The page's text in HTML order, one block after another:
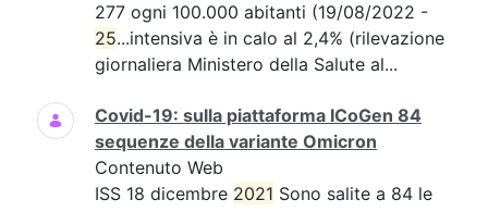
277 ogni 100.000 abitanti (19/08/2022 -
25...intensiva è in calo al 2,4% (rilevazione
giornaliera Ministero della Salute al...
Covid-19: sulla piattaforma ICoGen 84
sequenze della variante Omicron
Contenuto Web
ISS 18 dicembre 2021 Sono salite a 84 le